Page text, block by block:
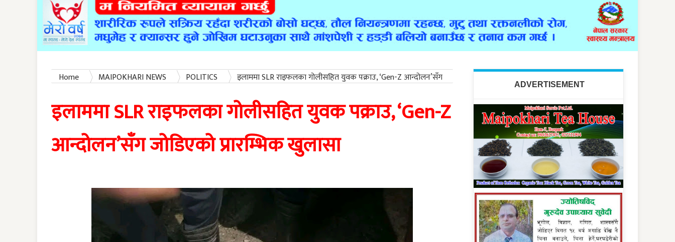
Home MAIPOKHARI NEWS POLITICS
इलाममा SLR राइफलका गोलीसहित युवक पक्राउ, ‘Gen-Z आन्दोलन’सँग
इलाममा SLR राइफलका गोलीसहित युवक पक्राउ, ‘Gen-Z
आन्दोलन’सँग जोडिएको प्रारम्भिक खुलासा
ADVERTISEMENT